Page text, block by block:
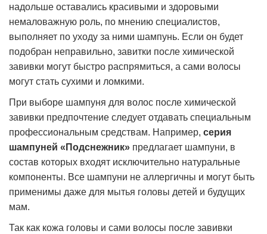
надольше оставались красивыми и здоровыми
немаловажную роль, по мнению специалистов,
выполняет по уходу за ними шампунь. Если он будет
подобран неправильно, завитки после химической
завивки могут быстро распрямиться, а сами волосы
могут стать сухими и ломкими.
При выборе шампуня для волос после химической
завивки предпочтение следует отдавать специальным
профессиональным средствам. Например, серия
шампуней «Подснежник» предлагает шампуни, в
состав которых входят исключительно натуральные
компоненты. Все шампуни не аллергичны и могут быть
применимы даже для мытья головы детей и будущих
мам.
Так как кожа головы и сами волосы после завивки